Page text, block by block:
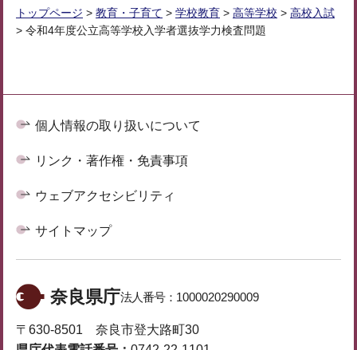
トップページ > 教育・子育て > 学校教育 > 高等学校 > 高校入試
> 令和4年度公立高等学校入学者選抜学力検査問題
個人情報の取り扱いについて
リンク・著作権・免責事項
ウェブアクセシビリティ
サイトマップ
奈良県庁法人番号： 1000020290009
〒630-8501 奈良市登大路町30